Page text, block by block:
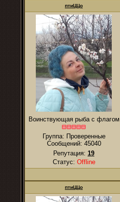
птиЦЦо
Воинствующая рыба с флагом
Группа: Проверенные
Сообщений: 45040
Репутация: 19
Статус: Offline
птиЦЦо